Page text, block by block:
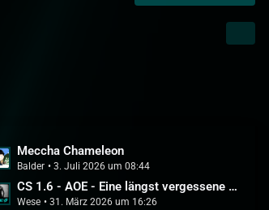
Meccha Chameleon
Balder 3. Juli 2026 um 08:44
CS 1.6 - AOE - Eine längst vergessene Zeit?
Wese 31. März 2026 um 16:26